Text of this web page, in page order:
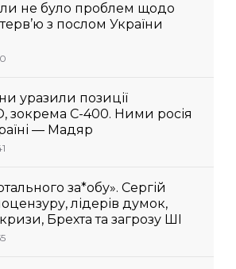
не було проблем щодо
з послом України
уразили позиції
зокрема С-400. Ними росія
— Мадяр
за*обу». Сергій
лідерів думок,
Брехта та загрозу ШІ